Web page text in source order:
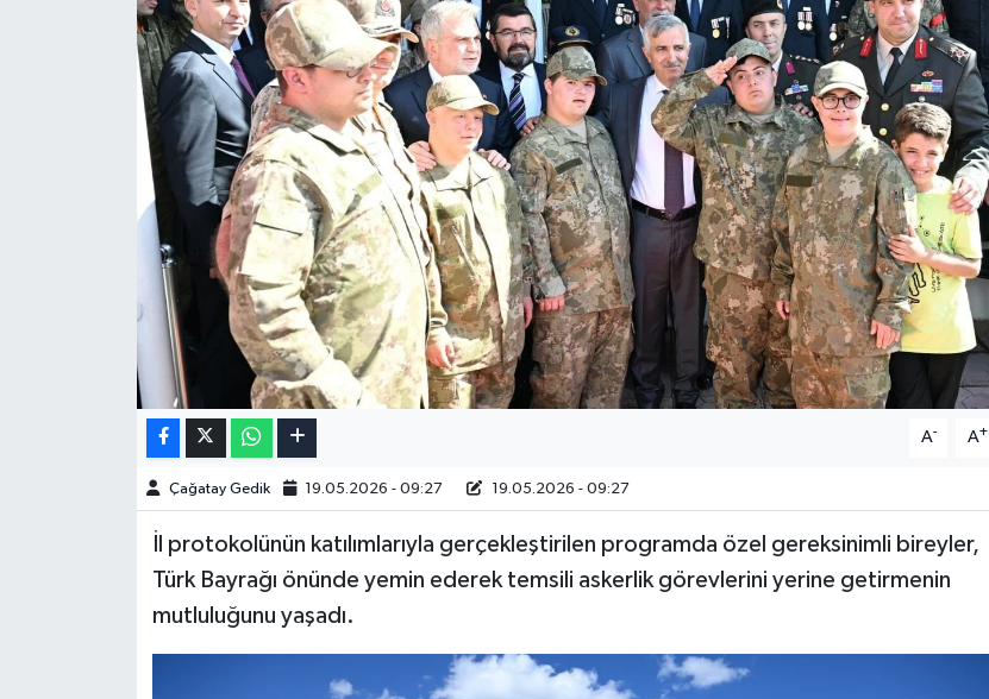
A- A+
Çağatay Gedik 19.05.2026 - 09:27 19.05.2026 - 09:27
İl protokolünün katılımlarıyla gerçekleştirilen programda özel gereksinimli bireyler,
Türk Bayrağı önünde yemin ederek temsili askerlik görevlerini yerine getirmenin
mutluluğunu yaşadı.